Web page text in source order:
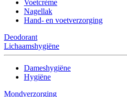
Voetcrème
Nagellak
Hand- en voetverzorging
Deodorant
Lichaamshygiëne
Dameshygiëne
Hygiëne
Mondverzorging